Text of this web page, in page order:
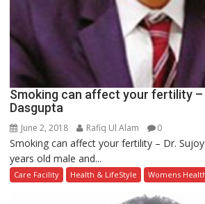
Smoking can affect your fertility –
Dasgupta
June 2, 2018 Rafiq Ul Alam 0
Smoking can affect your fertility – Dr.
years old male and...
Care Facility Health & LifeStyle Womens